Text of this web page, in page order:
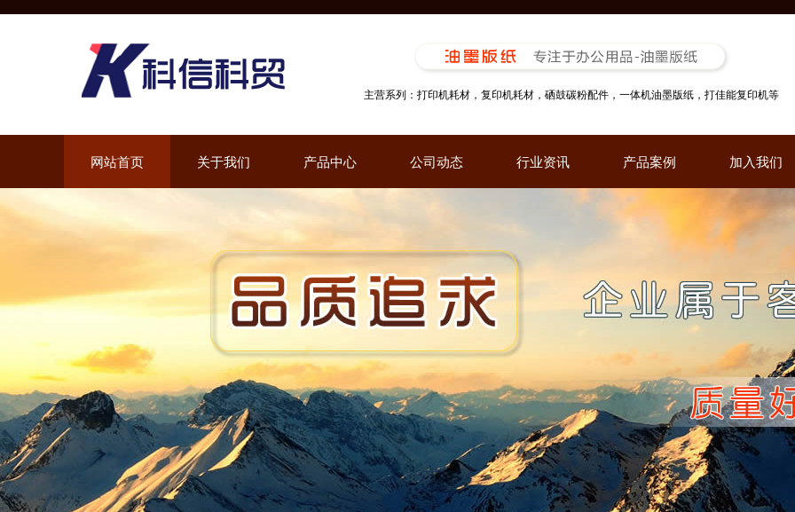
主营系列：打印机耗材，复印机耗材，硒鼓碳粉配件，一体机油墨版纸，打佳能复印机等
网站首页 关于我们 产品中心 公司动态 行业资讯 产品案例 加入我们